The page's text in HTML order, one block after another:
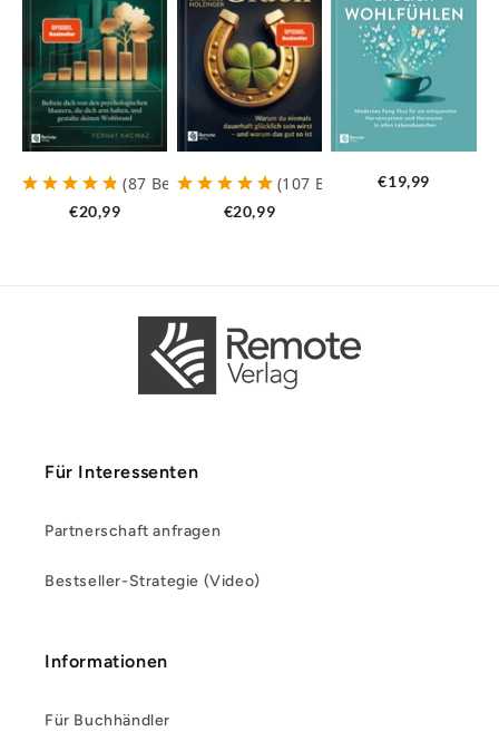
(87 Bewertungen)
€20,99
(107 Bewertungen)
€20,99
€19,99
Für Interessenten
Partnerschaft anfragen
Bestseller-Strategie (Video)
Informationen
Für Buchhändler